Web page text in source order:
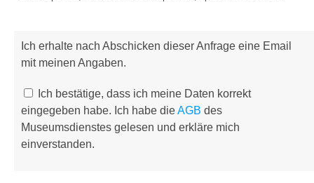
Ich erhalte nach Abschicken dieser Anfrage eine Email
mit meinen Angaben.
Ich bestätige, dass ich meine Daten korrekt
eingegeben habe. Ich habe dieAGB des
Museumsdienstes gelesen und erkläre mich
einverstanden.